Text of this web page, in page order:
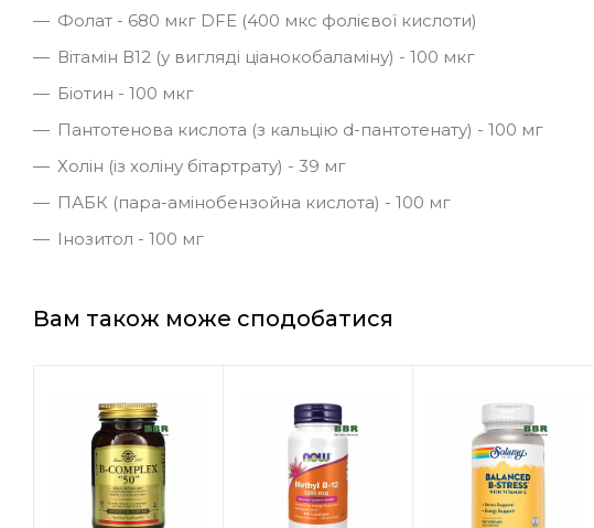
Фолат - 680 мкг DFE (400 мкс фолієвої кислоти)
Вітамін В12 (у вигляді ціанокобаламіну) - 100 мкг
Біотин - 100 мкг
Пантотенова кислота (з кальцію d-пантотенату) - 100 мг
Холін (із холіну бітартрату) - 39 мг
ПАБК (пара-амінобензойна кислота) - 100 мг
Інозитол - 100 мг
Вам також може сподобатися